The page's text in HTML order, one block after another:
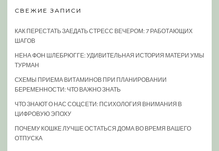
СВЕЖИЕ ЗАПИСИ
КАК ПЕРЕСТАТЬ ЗАЕДАТЬ СТРЕСС ВЕЧЕРОМ: 7 РАБОТАЮЩИХ
ШАГОВ
НЕНА ФОН ШЛЕБРЮГГЕ: УДИВИТЕЛЬНАЯ ИСТОРИЯ МАТЕРИ УМЫ
ТУРМАН
СХЕМЫ ПРИЕМА ВИТАМИНОВ ПРИ ПЛАНИРОВАНИИ
БЕРЕМЕННОСТИ: ЧТО ВАЖНО ЗНАТЬ
ЧТО ЗНАЮТ О НАС СОЦСЕТИ: ПСИХОЛОГИЯ ВНИМАНИЯ В
ЦИФРОВУЮ ЭПОХУ
ПОЧЕМУ КОШКЕ ЛУЧШЕ ОСТАТЬСЯ ДОМА ВО ВРЕМЯ ВАШЕГО
ОТПУСКА